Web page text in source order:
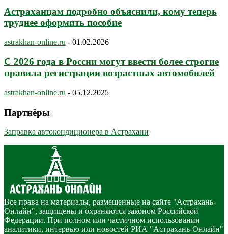
Астраханцам подробно объяснили, кому теперь
труднее оформить пособие
astrakhan-online.ru - 01.02.2026
С 2026 года в России могут ввести более строгие
правила регистрации возрастных автомобилей
astrakhan-online.ru - 05.12.2025
Партнёры
Заправка автокондиционера в Астрахани
Все права на материалы, размещенные на сайте "Астрахань-
Онлайн", защищены и охраняются законом Российской
Федерации. При полном или частичном использовании
аналитики, интервью или новостей РИА "Астрахань-Онлайн"